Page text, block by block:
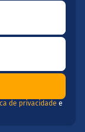
de privacidade e